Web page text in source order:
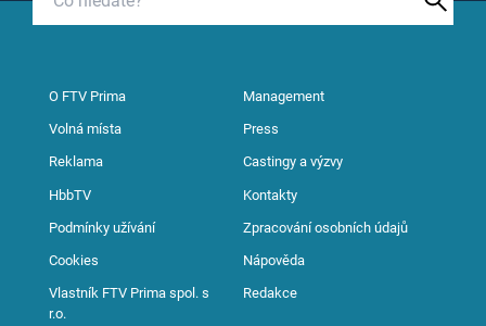
O FTV Prima Management
Volná místa Press
Reklama Castingy a výzvy
HbbTV Kontakty
Podmínky užívání Zpracování osobních údajů
Cookies Nápověda
Vlastník FTV Prima spol. s
r.o.
Redakce